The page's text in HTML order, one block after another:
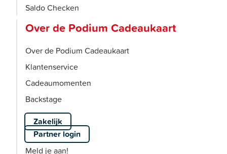
Saldo Checken
Over de Podium Cadeaukaart
Over de Podium Cadeaukaart
Klantenservice
Cadeaumomenten
Backstage
Zakelijk
Partner login
Meld je aan!